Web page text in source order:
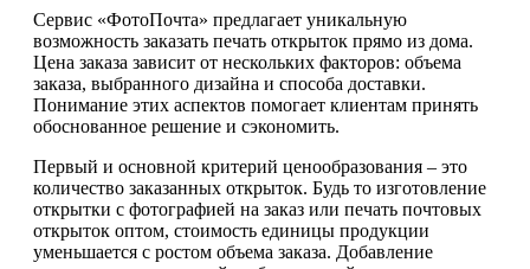
Сервис «ФотоПочта» предлагает уникальную
возможность заказать печать открыток прямо из дома.
Цена заказа зависит от нескольких факторов: объема
заказа, выбранного дизайна и способа доставки.
Понимание этих аспектов помогает клиентам принять
обоснованное решение и сэкономить.
Первый и основной критерий ценообразования – это
количество заказанных открыток. Будь то изготовление
открытки с фотографией на заказ или печать почтовых
открыток оптом, стоимость единицы продукции
уменьшается с ростом объема заказа. Добавление